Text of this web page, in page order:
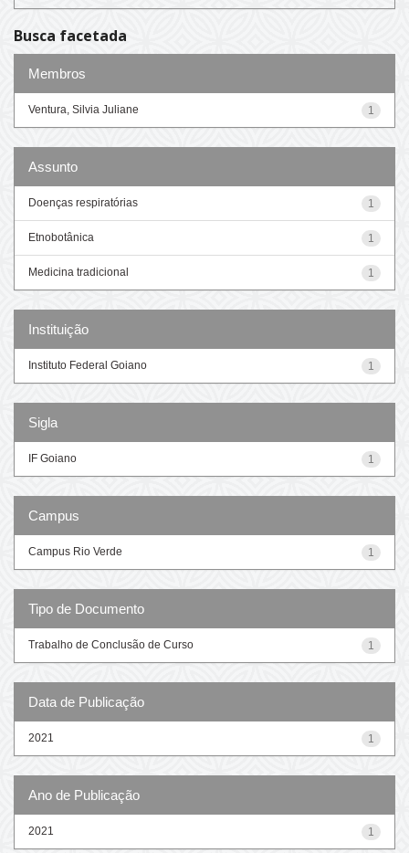
Busca facetada
Membros
1
Ventura, Silvia Juliane
Assunto
1
Doenças respiratórias
1
Etnobotânica
1
Medicina tradicional
Instituição
1
Instituto Federal Goiano
Sigla
1
IF Goiano
Campus
1
Campus Rio Verde
Tipo de Documento
1
Trabalho de Conclusão de Curso
Data de Publicação
1
2021
Ano de Publicação
1
2021